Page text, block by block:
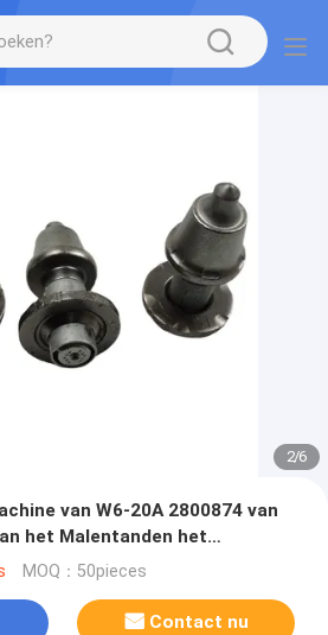
2/6
van W6-20A 2800874 van
het Malentanden het
MOQ：50pieces
Contact nu